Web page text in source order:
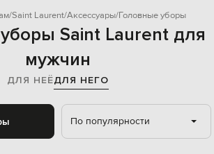
Saint Laurent Аксессуары Головные уборы
Saint Laurent для
мужчин
ДЛЯ НЕЁДЛЯ НЕГО
По популярности